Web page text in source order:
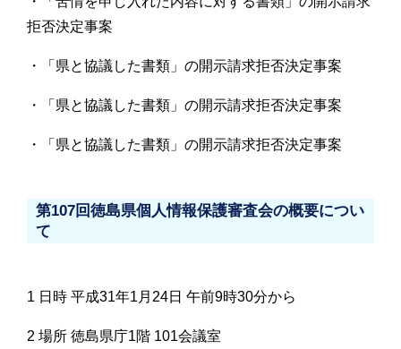
拒否決定事案
・「県と協議した書類」の開示請求拒否決定事案
・「県と協議した書類」の開示請求拒否決定事案
・「県と協議した書類」の開示請求拒否決定事案
第107回徳島県個人情報保護審査会の概要につい
て
1 日時 平成31年1月24日 午前9時30分から
2 場所 徳島県庁1階 101会議室